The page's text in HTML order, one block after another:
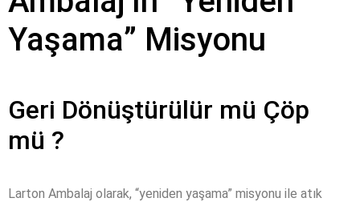
Yaşama” Misyonu
Geri Dönüştürülür mü Çöp
mü ?
Larton Ambalaj olarak, “yeniden yaşama” misyonu ile atık